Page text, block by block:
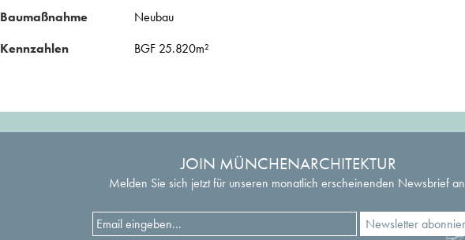
Baumaßnahme
Neubau
Kennzahlen
BGF 25.820m²
JOIN MÜNCHENARCHITEKTUR
Melden Sie sich jetzt für unseren monatlich erscheinenden Newsbrief